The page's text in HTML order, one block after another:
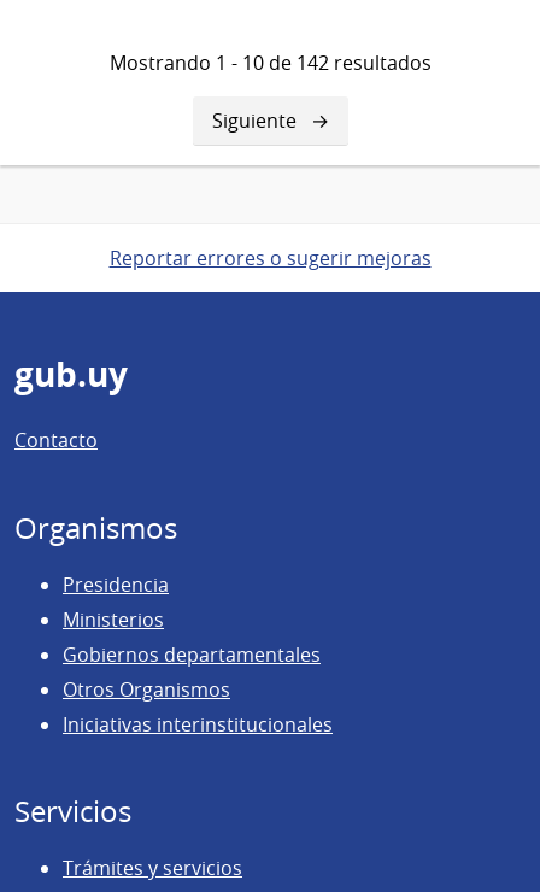
Mostrando 1 - 10 de 142 resultados
Siguiente
página
Siguiente
Reportar errores o sugerir mejoras
Pie
de
página
gub.uy
Contacto
Organismos
Presidencia
Ministerios
Gobiernos departamentales
Otros Organismos
Iniciativas interinstitucionales
Servicios
Trámites y servicios